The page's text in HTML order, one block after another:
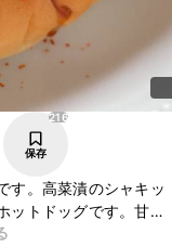
216
保存
す。高菜漬のシャキッ
ットドッグです。甘
合います。朝ごはんや